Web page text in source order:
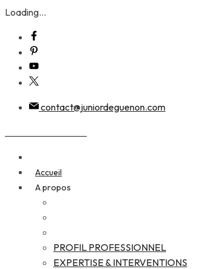
Loading...
content
contact@juniordeguenon.com
Accueil
A propos
PROFIL PROFESSIONNEL
EXPERTISE & INTERVENTIONS